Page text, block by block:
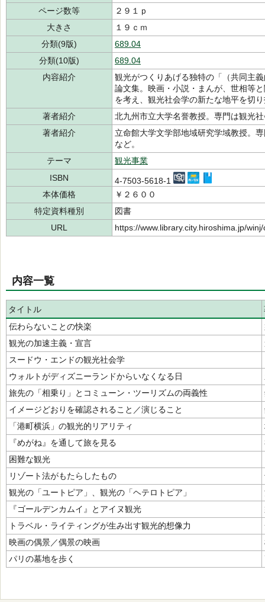
ページ数等
２９１ｐ
大きさ
１９ｃｍ
分類(9版)
689.04
分類(10版)
689.04
内容紹介
観光がつくりあげる独特の「（共同主
論文集。映画・小説・まんが、世相等
を考え、観光社会学の新たな地平を切
著者紹介
北九州市立大学名誉教授。専門は観光
著者紹介
立命館大学文学部地域研究学域教授。
など。
テーマ
観光事業
ISBN
4-7503-5618-1
本体価格
￥２６００
特定資料種別
図書
URL
https://www.library.city.hiroshima.jp/
内容一覧
タイトル
伝わらないことの快楽
観光の加速主義・宣言
スードウ・エンドの観光社会学
ウォルトがディズニーランドからいなくなる日
旅先の「相乗り」とコミューン・ツーリズムの両義性
イメージどおりを確認されること／演じること
「港町横浜」の観光的リアリティ
『めがね』を通して旅を見る
困難な観光
リゾート法がもたらしたもの
観光の「ユートピア」、観光の「ヘテロトピア」
『ゴールデンカムイ』とアイヌ観光
トラベル・ライティングが生み出す観光的想像力
映画の偶景／偶景の映画
パリの墓地を歩く